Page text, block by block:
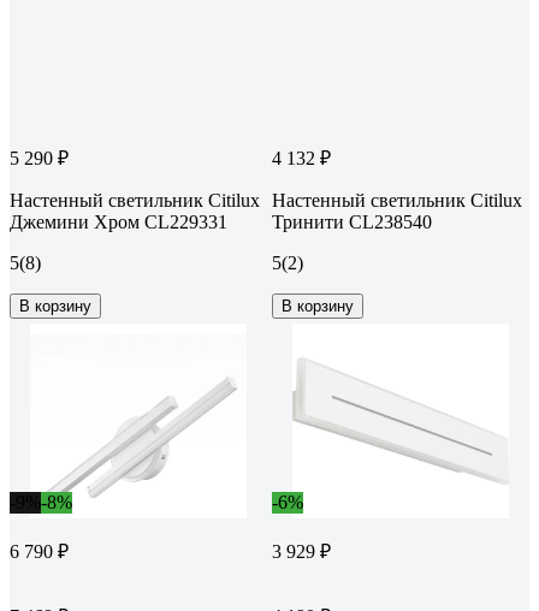
5 290 ₽
Настенный светильник Citilux
Джемини Хром CL229331
5(8)
В корзину
4 132 ₽
Настенный светильник Citilux
Тринити CL238540
5(2)
В корзину
-8%
6 790 ₽
-6%
3 929 ₽